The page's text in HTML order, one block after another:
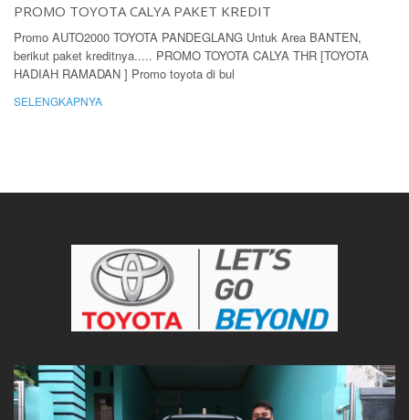
PROMO TOYOTA CALYA PAKET KREDIT
Promo AUTO2000 TOYOTA PANDEGLANG Untuk Area BANTEN,
berikut paket kreditnya..... PROMO TOYOTA CALYA THR [TOYOTA
HADIAH RAMADAN ] Promo toyota di bul
SELENGKAPNYA